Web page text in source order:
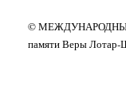
©
памяти Веры Лотар-